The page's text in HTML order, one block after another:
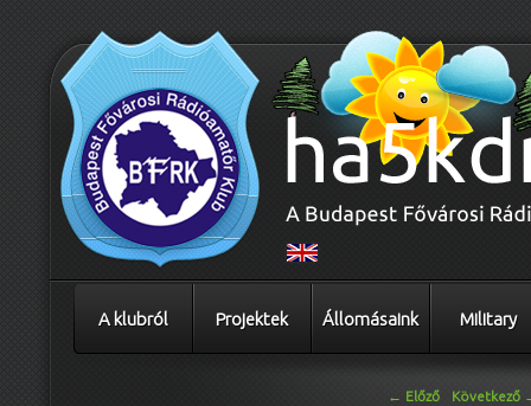
A klubról Projektek Állomásaink Military
← Előző Következő